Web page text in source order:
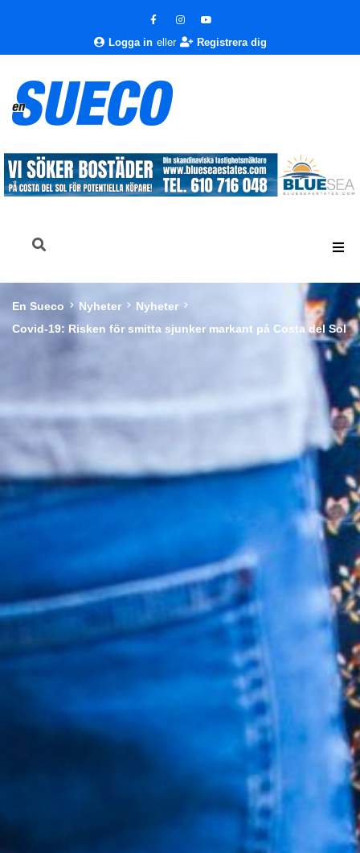
Logga in eller Registrera dig
En Sueco Nyheter
Nyheter
Covid-19: Risken för smitta sjunker markant på Costa del Sol